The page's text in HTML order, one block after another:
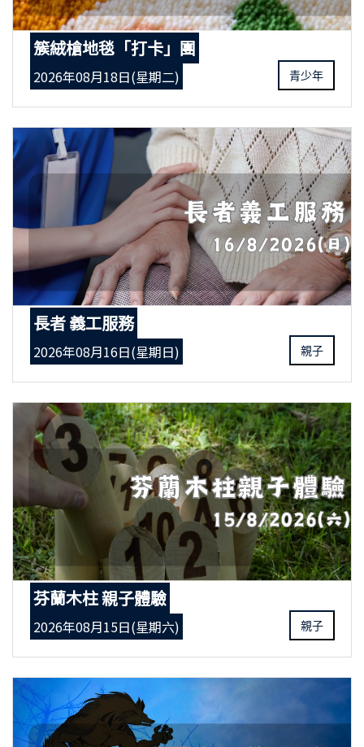
簇絨槍地毯「打卡」團
2026年08月18日(星期二) 青少年
長者 義工服務
2026年08月16日(星期日) 親子
芬蘭木柱 親子體驗
2026年08月15日(星期六) 親子